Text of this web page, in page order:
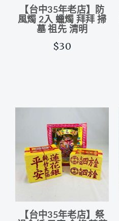
【台中35年老店】防
風燭 2入 蠟燭 拜拜 掃
墓 祖先 清明
$30
【台中35年老店】祭